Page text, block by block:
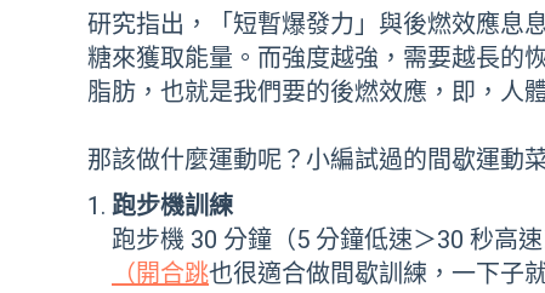
研究指出，「短暫爆發力」與後燃效應息
糖來獲取能量。而強度越強，需要越長的
脂肪，也就是我們要的後燃效應，即，人
那該做什麼運動呢？小編試過的間歇運動
跑步機訓練
跑步機 30 分鐘（5 分鐘低速＞30 秒高
（開合跳也很適合做間歇訓練，一下子